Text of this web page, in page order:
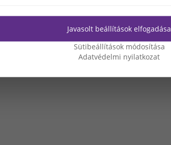
Javasolt beállítások elfogadása
Sütibeállítások módosítása
Adatvédelmi nyilatkozat